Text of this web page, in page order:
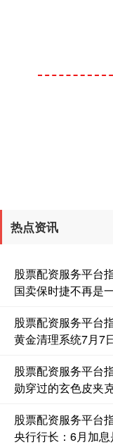
热点资讯
股票配资服务平台
国卖保时捷不再是
股票配资服务平台
黄金清理系统7月7
股票配资服务平台
勋穿过的玄色皮夹
股票配资服务平台
央行行长：6月加